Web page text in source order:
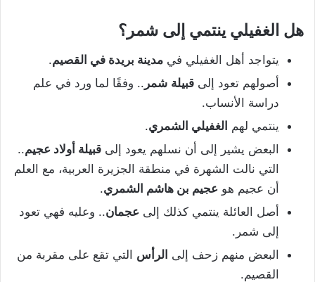
هل الغفيلي ينتمي إلى شمر؟
يتواجد أهل الغفيلي في مدينة بريدة في القصيم.
أصولهم تعود إلى قبيلة شمر .. وفقًا لما ورد في علم
دراسة الأنساب.
ينتمي لهم الغفيلي الشمري.
البعض يشير إلى أن نسلهم يعود إلى قبيلة أولاد عجيم..
التي نالت الشهرة في منطقة الجزيرة العربية، مع العلم
أن عجيم هو عجيم بن هاشم الشمري.
أصل العائلة ينتمي كذلك إلى عجمان.. وعليه فهي تعود
إلى شمر.
البعض منهم زحف إلى الرأس التي تقع على مقربة من
القصيم.